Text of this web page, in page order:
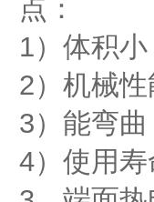
点：
1）体积
2）机械
3）能弯
4）使用